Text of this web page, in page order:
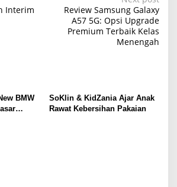
Interim
Review Samsung Galaxy
A57 5G: Opsi Upgrade
Premium Terbaik Kelas
Menengah
BMW
SoKlin & KidZania Ajar Anak
Rawat Kebersihan Pakaian